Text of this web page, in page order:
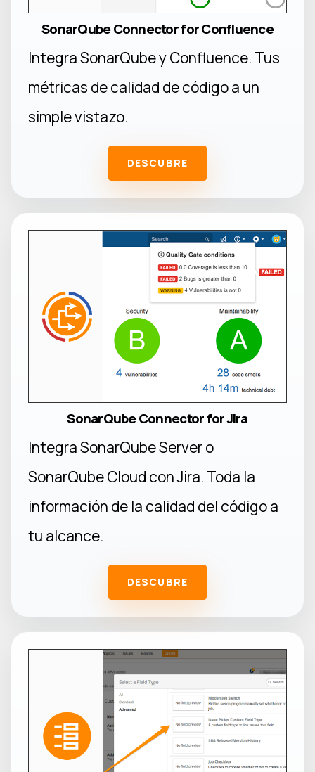
SonarQube Connector for Confluence
Integra SonarQube y Confluence. Tus
métricas de calidad de código a un
simple vistazo.
DESCUBRE
SonarQube Connector for Jira
Integra SonarQube Server o
SonarQube Cloud con Jira. Toda la
información de la calidad del código a
tu alcance.
DESCUBRE